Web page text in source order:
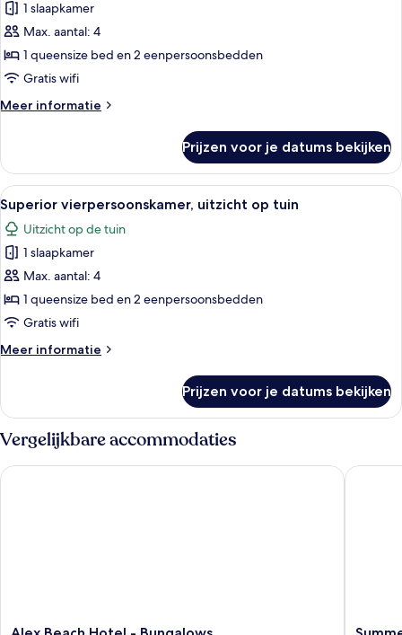
Vierpersoonskamer,
uitzicht
op
zee
1 slaapkamer
Max. aantal: 4
1 queensize bed en 2 eenpersoonsbedden
Gratis wifi
Meer informatie
Meer
uitzicht
op
zee
Prijzen voor je datums bekijken
Alle
foto's
voor
Superior
vierpersoonskamer,
uitzicht
op
laden
Een modern interieur met een trap,
7
Superior vierpersoonskamer, uitzicht op tuin
Uitzicht op de tuin
1 slaapkamer
Max. aantal: 4
1 queensize bed en 2 eenpersoonsbedden
Gratis wifi
Meer informatie
Meer
vierpersoonskamer,
op
Prijzen voor je datums bekijken
Vergelijkbare accommodaties
Alex
Alex Beach Hotel - Bungalows
Summer